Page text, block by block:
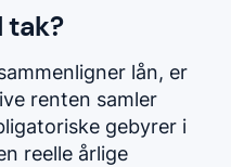
tak?
lån, er
renten samler
gebyrer i
reelle årlige